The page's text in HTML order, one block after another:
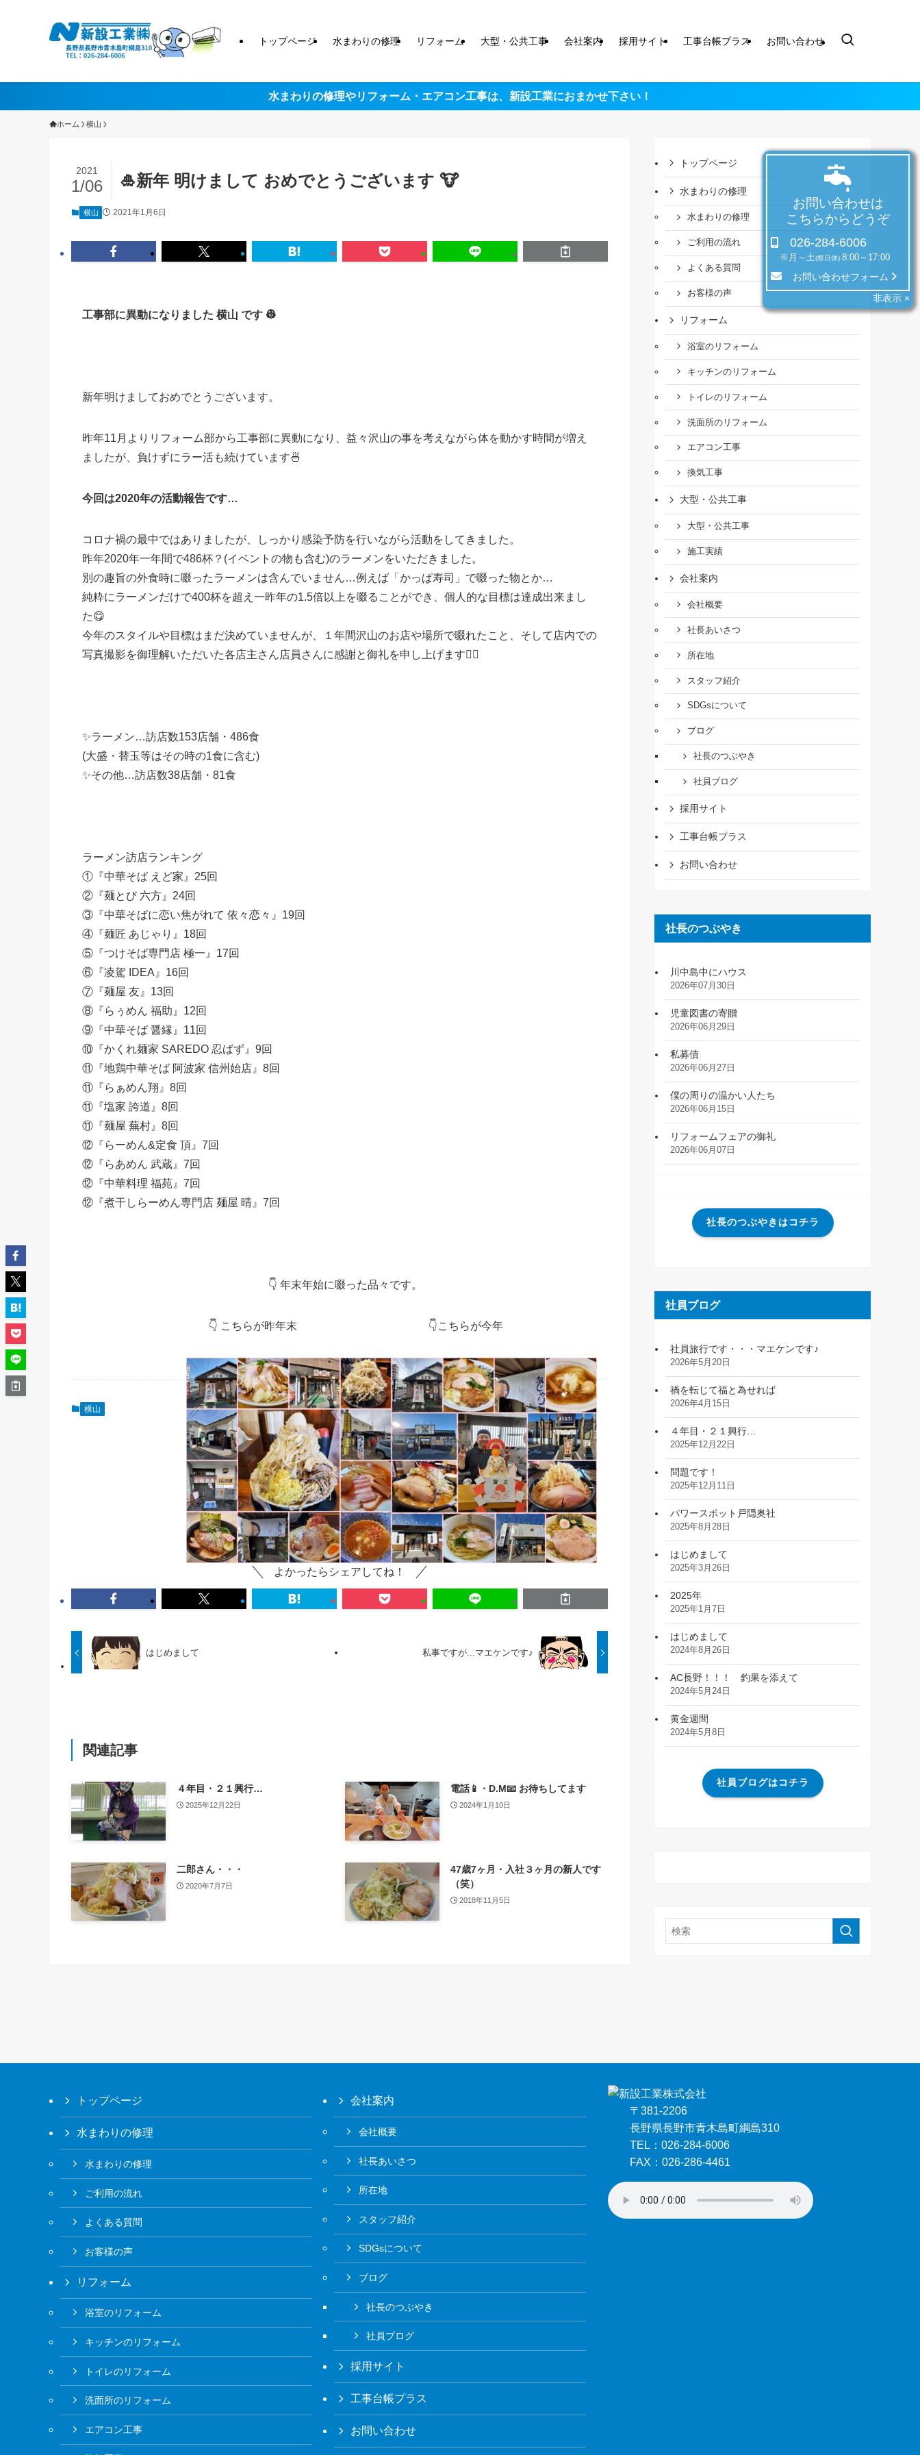
トップページ 水まわりの修理 リフォーム 大型・公共工事 会社案内 採用サイト 工事台帳プラス お問い合わせ
お問い合わせは
こちらからどうぞ
026-284-6006
※月～土(祭日休) 8:00～17:00
お問い合わせフォーム
非表示 ×
水まわりの修理やリフォーム・エアコン工事は、 新設工業におまかせ下さい！
ホーム 横山
🎍新年 明けまして おめでとうございます 🐮
2021
1/06
横山 2021年1月6日
工事部に異動になりました 横山 です 👷
新年明けましておめでとうございます。
昨年11月よりリフォーム部から工事部に異動になり、益々沢山の事を考えながら体を動かす時間が増え
ましたが、負けずにラー活も続けています🍜
今回は2020年の活動報告です…
コロナ禍の最中ではありましたが、しっかり感染予防を行いながら活動をしてきました。
昨年2020年一年間で486杯？(イベントの物も含む)のラーメンをいただきました。
別の趣旨の外食時に啜ったラーメンは含んでいません…例えば「かっぱ寿司」で啜った物とか…
純粋にラーメンだけで400杯を超え一昨年の1.5倍以上を啜ることができ、個人的な目標は達成出来まし
た😋
今年のスタイルや目標はまだ決めていませんが、１年間沢山のお店や場所で啜れたこと、そして店内での
写真撮影を御理解いただいた各店主さん店員さんに感謝と御礼を申し上げます🙇‍♂️
✨ラーメン…訪店数153店舗・486食
(大盛・替玉等はその時の1食に含む)
✨その他…訪店数38店舗・81食
ラーメン訪店ランキング
①『中華そば えど家』25回
②『麺とび 六方』24回
③『中華そばに恋い焦がれて 依々恋々』19回
④『麺匠 あじゃり』18回
⑤『つけそば専門店 極一』17回
⑥『凌駕 IDEA』16回
⑦『麺屋 友』13回
⑧『らぅめん 福助』12回
⑨『中華そば 醤縁』11回
⑩『かくれ麺家 SAREDO 忍ばず』9回
⑪『地鶏中華そば 阿波家 信州始店』8回
⑪『らぁめん翔』8回
⑪『塩家 誇道』8回
⑪『麺屋 蕪村』8回
⑫『らーめん&定食 頂』7回
⑫『らあめん 武蔵』7回
⑫『中華料理 福苑』7回
⑫『煮干しらーめん専門店 麺屋 晴』7回
👇 年末年始に啜った品々です。
👇 こちらが昨年末 👇こちらが今年
横山
よかったらシェアしてね！
はじめまして 私事ですが...マエケンです♪
関連記事
４年目・２１興行…
2025年12月22日
電話📱・D.M📧 お待ちしてます
2024年1月10日
二郎さん・・・
2020年7月7日
47歳7ヶ月・入社３ヶ月の新人です
（笑）
2018年11月5日
トップページ
水まわりの修理
水まわりの修理
ご利用の流れ
よくある質問
お客様の声
リフォーム
浴室のリフォーム
キッチンのリフォーム
トイレのリフォーム
洗面所のリフォーム
エアコン工事
換気工事
大型・公共工事
大型・公共工事
施工実績
会社案内
会社概要
社長あいさつ
所在地
スタッフ紹介
SDGsについて
ブログ
社長のつぶやき
社員ブログ
採用サイト
工事台帳プラス
お問い合わせ
社長のつぶやき
川中島中にハウス
2026年07月30日
児童図書の寄贈
2026年06月29日
私募債
2026年06月27日
僕の周りの温かい人たち
2026年06月15日
リフォームフェアの御礼
2026年06月07日
社長のつぶやきはコチラ
社員ブログ
社員旅行です・・・マエケンです♪
2026年5月20日
禍を転じて福と為せれば
2026年4月15日
４年目・２１興行…
2025年12月22日
問題です！
2025年12月11日
パワースポット戸隠奥社
2025年8月28日
はじめまして
2025年3月26日
2025年
2025年1月7日
はじめまして
2024年8月26日
AC長野！！！ 釣果を添えて
2024年5月24日
黄金週間
2024年5月8日
社員ブログはコチラ
トップページ
水まわりの修理
水まわりの修理
ご利用の流れ
よくある質問
お客様の声
リフォーム
浴室のリフォーム
キッチンのリフォーム
トイレのリフォーム
洗面所のリフォーム
エアコン工事
会社案内
会社概要
社長あいさつ
所在地
スタッフ紹介
SDGsについて
ブログ
社長のつぶやき
社員ブログ
採用サイト
工事台帳プラス
お問い合わせ
〒381-2206
長野県長野市青木島町綱島310
TEL：026-284-6006
FAX：026-286-4461